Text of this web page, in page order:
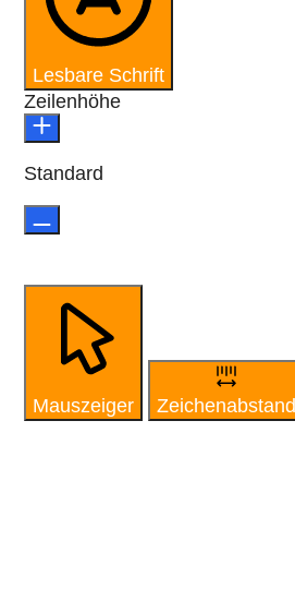
Lesbare Schrift
Zeilenhöhe
Standard
Mauszeiger Zeichenabstand